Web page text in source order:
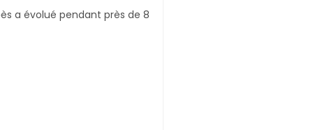
a évolué pendant près de 8